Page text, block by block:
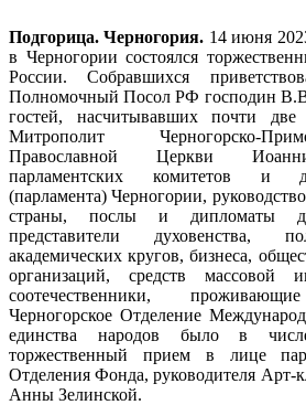
Подгорица. Черногория. 14 июня
в Черногории состоялся
России. Собравшихся
Полномочный Посол РФ господин
гостей, насчитывавших почти
Митрополит Черногорско-
Православной Церкви
парламентских комитетов и
(парламента) Черногории,
страны, послы и дипломаты
представители духовенства,
академических кругов, бизнеса,
организаций, средств массовой
соотечественники,
Черногорское Отделение
единства народов было в
торжественный прием в лице
Отделения Фонда, руководителя
Анны Зелинской.